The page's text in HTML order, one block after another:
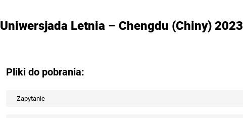
Uniwersjada Letnia – Chengdu (Chiny) 2023
Pliki do pobrania:
Zapytanie